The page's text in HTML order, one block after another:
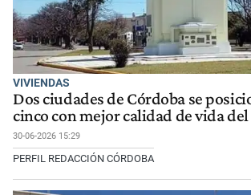
VIVIENDAS
Dos ciudades de Córdoba se
cinco con mejor calidad de vida
30-06-2026 15:29
PERFIL REDACCIÓN CÓRDOBA